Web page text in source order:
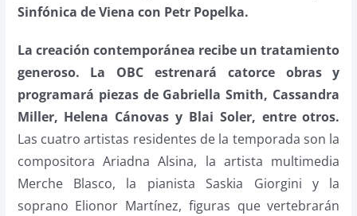
Sinfónica de Viena con Petr Popelka.
La creación contemporánea recibe un tratamiento
generoso. La OBC estrenará catorce obras y
programará piezas de Gabriella Smith, Cassandra
Miller, Helena Cánovas y Blai Soler, entre otros.
Las cuatro artistas residentes de la temporada son la
compositora Ariadna Alsina, la artista multimedia
Merche Blasco, la pianista Saskia Giorgini y la
soprano Elionor Martínez, figuras que vertebrarán